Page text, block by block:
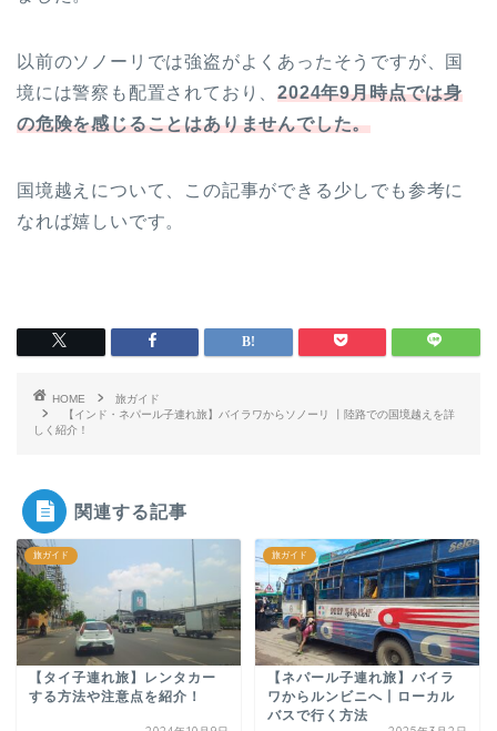
以前のソノーリでは強盗がよくあったそうですが、国
境には警察も配置されており、2024年9月時点では身
の危険を感じることはありませんでした。
国境越えについて、この記事ができる少しでも参考に
なれば嬉しいです。
HOME
旅ガイド
【インド・ネパール子連れ旅】バイラワからソノーリ 丨陸路での国境越えを詳
しく紹介！
関連する記事
旅ガイド
【タイ子連れ旅】レンタカー
する方法や注意点を紹介！
旅ガイド
【ネパール子連れ旅】バイラ
ワからルンビニへ丨ローカル
バスで行く方法